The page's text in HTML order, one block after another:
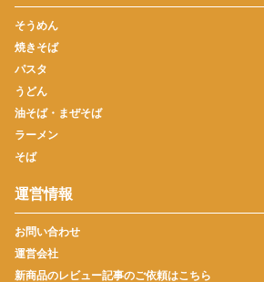
そうめん
焼きそば
パスタ
うどん
油そば・まぜそば
ラーメン
そば
運営情報
お問い合わせ
運営会社
新商品のレビュー記事のご依頼はこちら